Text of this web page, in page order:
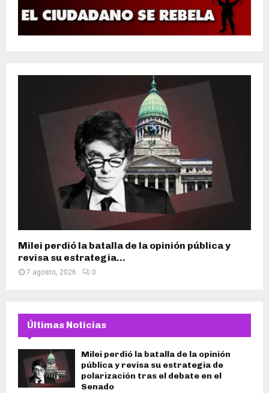
Milei perdió la batalla de la opinión pública y
revisa su estrategia...
7 agosto, 2026 0
Últimas Noticias
Milei perdió la batalla de la opinión
pública y revisa su estrategia de
polarización tras el debate en el
Senado